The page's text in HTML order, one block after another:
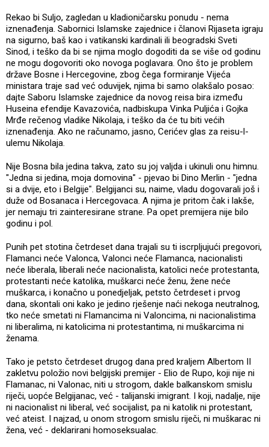
Rekao bi Suljo, zagledan u kladioničarsku ponudu - nema
iznenađenja. Sabornici Islamske zajednice i članovi Rijaseta igraju
na sigurno, baš kao i vatikanski kardinali ili beogradski Sveti
Sinod, i teško da bi se njima moglo dogoditi da se više od godinu
ne mogu dogovoriti oko novoga poglavara. Ono što je problem
države Bosne i Hercegovine, zbog čega formiranje Vijeća
ministara traje sad već oduvijek, njima bi samo olakšalo posao:
dajte Saboru Islamske zajednice da novog reisa bira između
Huseina efendije Kavazovića, nadbiskupa Vinka Puljića i Gojka
Mrđe rečenog vladike Nikolaja, i teško da će tu biti većih
iznenađenja. Ako ne računamo, jasno, Cerićev glas za reisu-l-
ulemu Nikolaja.
Nije Bosna bila jedina takva, zato su joj valjda i ukinuli onu himnu.
"Jedna si jedina, moja domovina" - pjevao bi Dino Merlin - "jedna
si a dvije, eto i Belgije". Belgijanci su, naime, vladu dogovarali još i
duže od Bosanaca i Hercegovaca. A njima je pritom čak i lakše,
jer nemaju tri zainteresirane strane. Pa opet premijera nije bilo
godinu i pol.
Punih pet stotina četrdeset dana trajali su ti iscrpljujući pregovori,
Flamanci neće Valonca, Valonci neće Flamanca, nacionalisti
neće liberala, liberali neće nacionalista, katolici neće protestanta,
protestanti neće katolika, muškarci neće ženu, žene neće
muškarca, i konačno u ponedjeljak, petsto četrdeset i prvog
dana, skontali oni kako je jedino rješenje naći nekoga neutralnog,
tko neće smetati ni Flamancima ni Valoncima, ni nacionalistima
ni liberalima, ni katolicima ni protestantima, ni muškarcima ni
ženama.
Tako je petsto četrdeset drugog dana pred kraljem Albertom II
zakletvu položio novi belgijski premijer - Elio de Rupo, koji nije ni
Flamanac, ni Valonac, niti u strogom, dakle balkanskom smislu
riječi, uopće Belgijanac, već - talijanski imigrant. I koji, nadalje, nije
ni nacionalist ni liberal, već socijalist, pa ni katolik ni protestant,
već ateist. I najzad, u onom strogom smislu riječi, ni muškarac ni
žena, već - deklarirani homoseksualac.